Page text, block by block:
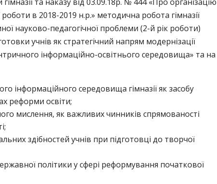
в 2018-2019 н.р.» методична робота гімназії
науково-педагогічної проблеми (2-й рік роботи)
учнів як стратегічний напрям модернізації
інформаційно-освітнього середовища» та на
інформаційного середовища гімназії як засобу
реформи освіти;
мислення, як важливих чинників спрямованості
здібностей учнів при підготовці до творчої
політики у сфері реформування початкової